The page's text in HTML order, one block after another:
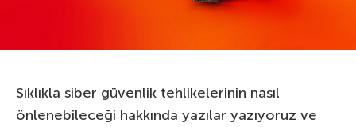
Sıklıkla siber güvenlik tehlikelerinin nasıl
önlenebileceği hakkında yazılar yazıyoruz ve